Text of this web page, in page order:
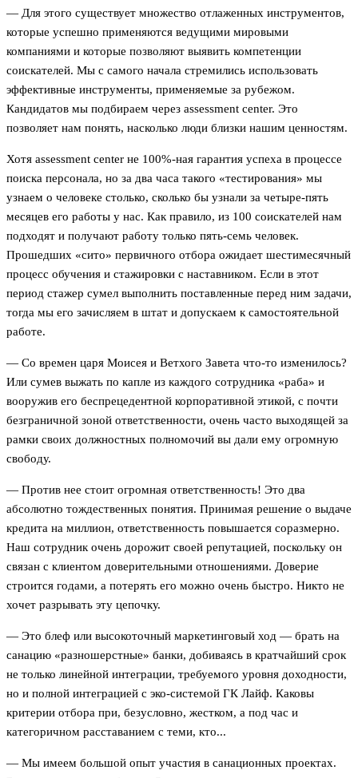
— Для этого существует множество отлаженных инструментов,
которые успешно применяются ведущими мировыми
компаниями и которые позволяют выявить компетенции
соискателей. Мы с самого начала стремились использовать
эффективные инструменты, применяемые за рубежом.
Кандидатов мы подбираем через assessment center. Это
позволяет нам понять, насколько люди близки нашим ценностям.
Хотя assessment center не 100%-ная гарантия успеха в процессе
поиска персонала, но за два часа такого «тестирования» мы
узнаем о человеке столько, сколько бы узнали за четыре-пять
месяцев его работы у нас. Как правило, из 100 соискателей нам
подходят и получают работу только пять-семь человек.
Прошедших «сито» первичного отбора ожидает шестимесячный
процесс обучения и стажировки с наставником. Если в этот
период стажер сумел выполнить поставленные перед ним задачи,
тогда мы его зачисляем в штат и допускаем к самостоятельной
работе.
— Со времен царя Моисея и Ветхого Завета что-то изменилось?
Или сумев выжать по капле из каждого сотрудника «раба» и
вооружив его беспрецедентной корпоративной этикой, с почти
безграничной зоной ответственности, очень часто выходящей за
рамки своих должностных полномочий вы дали ему огромную
свободу.
— Против нее стоит огромная ответственность! Это два
абсолютно тождественных понятия. Принимая решение о выдаче
кредита на миллион, ответственность повышается соразмерно.
Наш сотрудник очень дорожит своей репутацией, поскольку он
связан с клиентом доверительными отношениями. Доверие
строится годами, а потерять его можно очень быстро. Никто не
хочет разрывать эту цепочку.
— Это блеф или высокоточный маркетинговый ход — брать на
санацию «разношерстные» банки, добиваясь в кратчайший срок
не только линейной интеграции, требуемого уровня доходности,
но и полной интеграцией с эко-системой ГК Лайф. Каковы
критерии отбора при, безусловно, жестком, а под час и
категоричном расставанием с теми, кто...
— Мы имеем большой опыт участия в санационных проектах.